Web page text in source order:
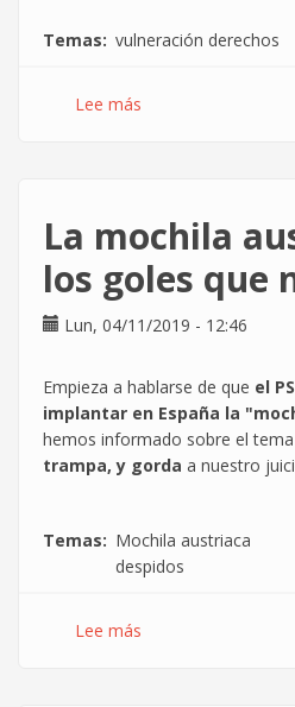
Temas vulneración derechos
Lee más
va
contra
ti
La mochila
los goles que
Lun, 04/11/2019 - 12:46
Empieza a hablarse de que el
implantar en España la
hemos informado sobre el
trampa, y gorda a nuestro
Temas
Mochila austriaca
despidos
Lee más